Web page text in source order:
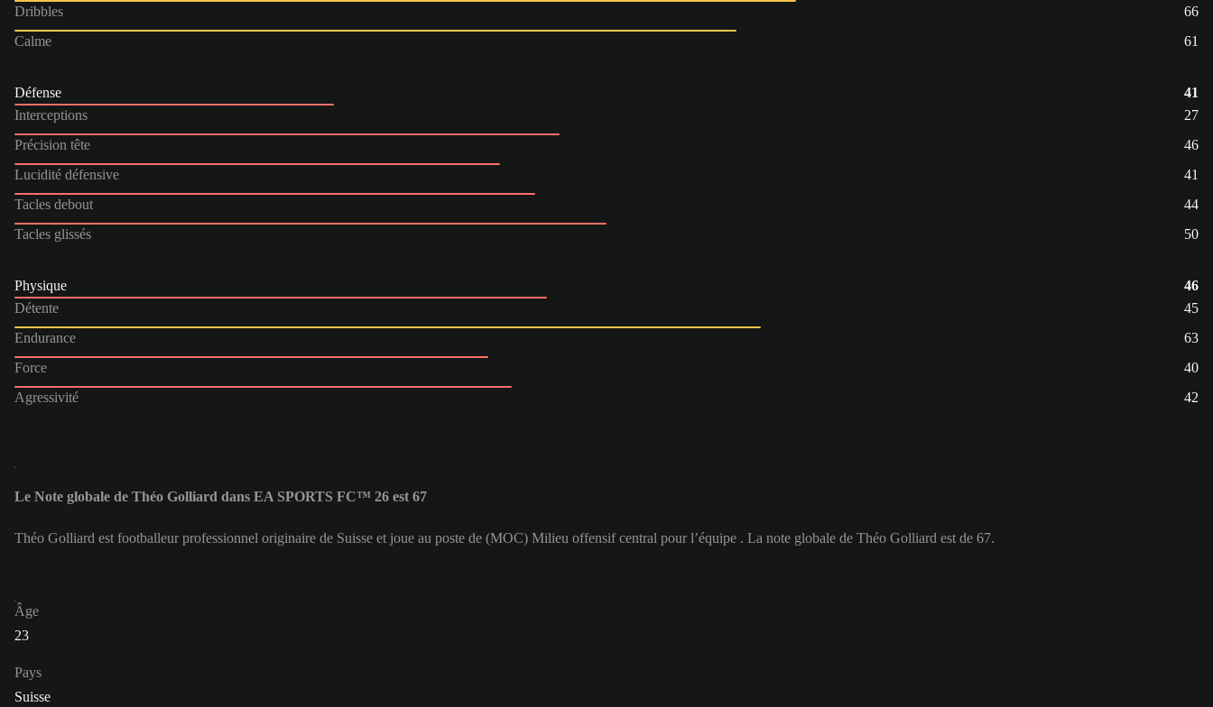
Dribbles
66
Calme
61
Défense
41
Interceptions
27
Précision tête
46
Lucidité défensive
41
Tacles debout
44
Tacles glissés
50
Physique
46
Détente
45
Endurance
63
Force
40
Agressivité
42
Le Note globale de Théo Golliard dans EA SPORTS FC™ 26 est 67
Théo Golliard est footballeur professionnel originaire de Suisse et joue au poste de (MOC) Milieu offensif central pour l’équipe . La note globale de Théo Golliard est de 67.
Âge
23
Pays
Suisse